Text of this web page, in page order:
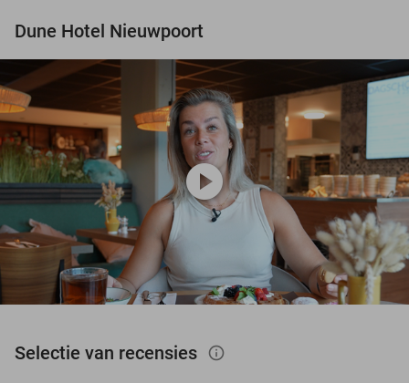
Dune Hotel Nieuwpoort
play_circle
Selectie van recensies info_outlined